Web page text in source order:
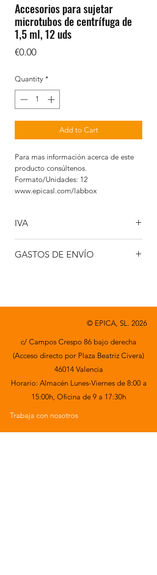
Accesorios para sujetar
microtubos de centrífuga de
1,5 ml, 12 uds
€0.00Price
Quantity *
Add to Cart
Para mas información acerca de este
producto consúltenos.
Formato/Unidades: 12
www.epicasl.com/labbox
IVA
GASTOS DE ENVÍO
© EPICA, SL. 2026
c/ Campos Crespo 86 bajo derecha
(Acceso directo por Plaza Beatriz Civera)
46014 Valencia
Horario: Almacén Lunes-Viernes de 8:00 a
15:00h, Oficina de 9 a 17:30h
Trabaja con nosotros